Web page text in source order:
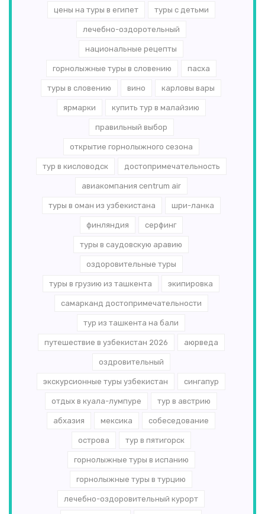
цены на туры в египет туры с детьми
лечебно-оздоротельный
национальные рецепты
горнолыжные туры в словению пасха
туры в словению вино карловы вары
ярмарки купить тур в малайзию
правильный выбор
открытие горнолыжного сезона
тур в кисловодск достопримечательность
авиакомпания centrum air
туры в оман из узбекистана шри-ланка
финляндия серфинг
туры в саудовскую аравию
оздоровительные туры
туры в грузию из ташкента экипировка
самарканд достопримечательности
тур из ташкента на бали
путешествие в узбекистан 2026 аюрведа
оздровительный
экскурсионные туры узбекистан сингапур
отдых в куала-лумпуре тур в австрию
абхазия мексика собеседование
острова тур в пятигорск
горнолыжные туры в испанию
горнолыжные туры в турцию
лечебно-оздоровительный курорт